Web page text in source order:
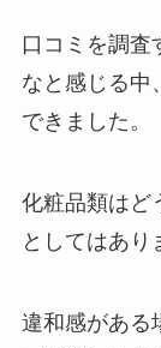
口コミを調査
なと感じる中
できました。
化粧品類はど
としてはあり
違和感がある